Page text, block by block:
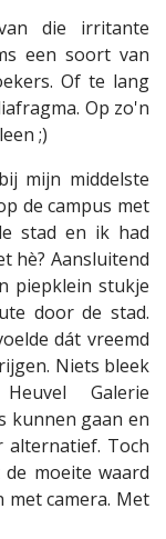
die irritante
een soort van
Of te lang
Op zo'n
;)
mijn middelste
de campus met
stad en ik had
hè? Aansluitend
piepklein stukje
door de stad.
dát vreemd
Niets bleek
Galerie
kunnen gaan en
alternatief. Toch
moeite waard
met camera. Met